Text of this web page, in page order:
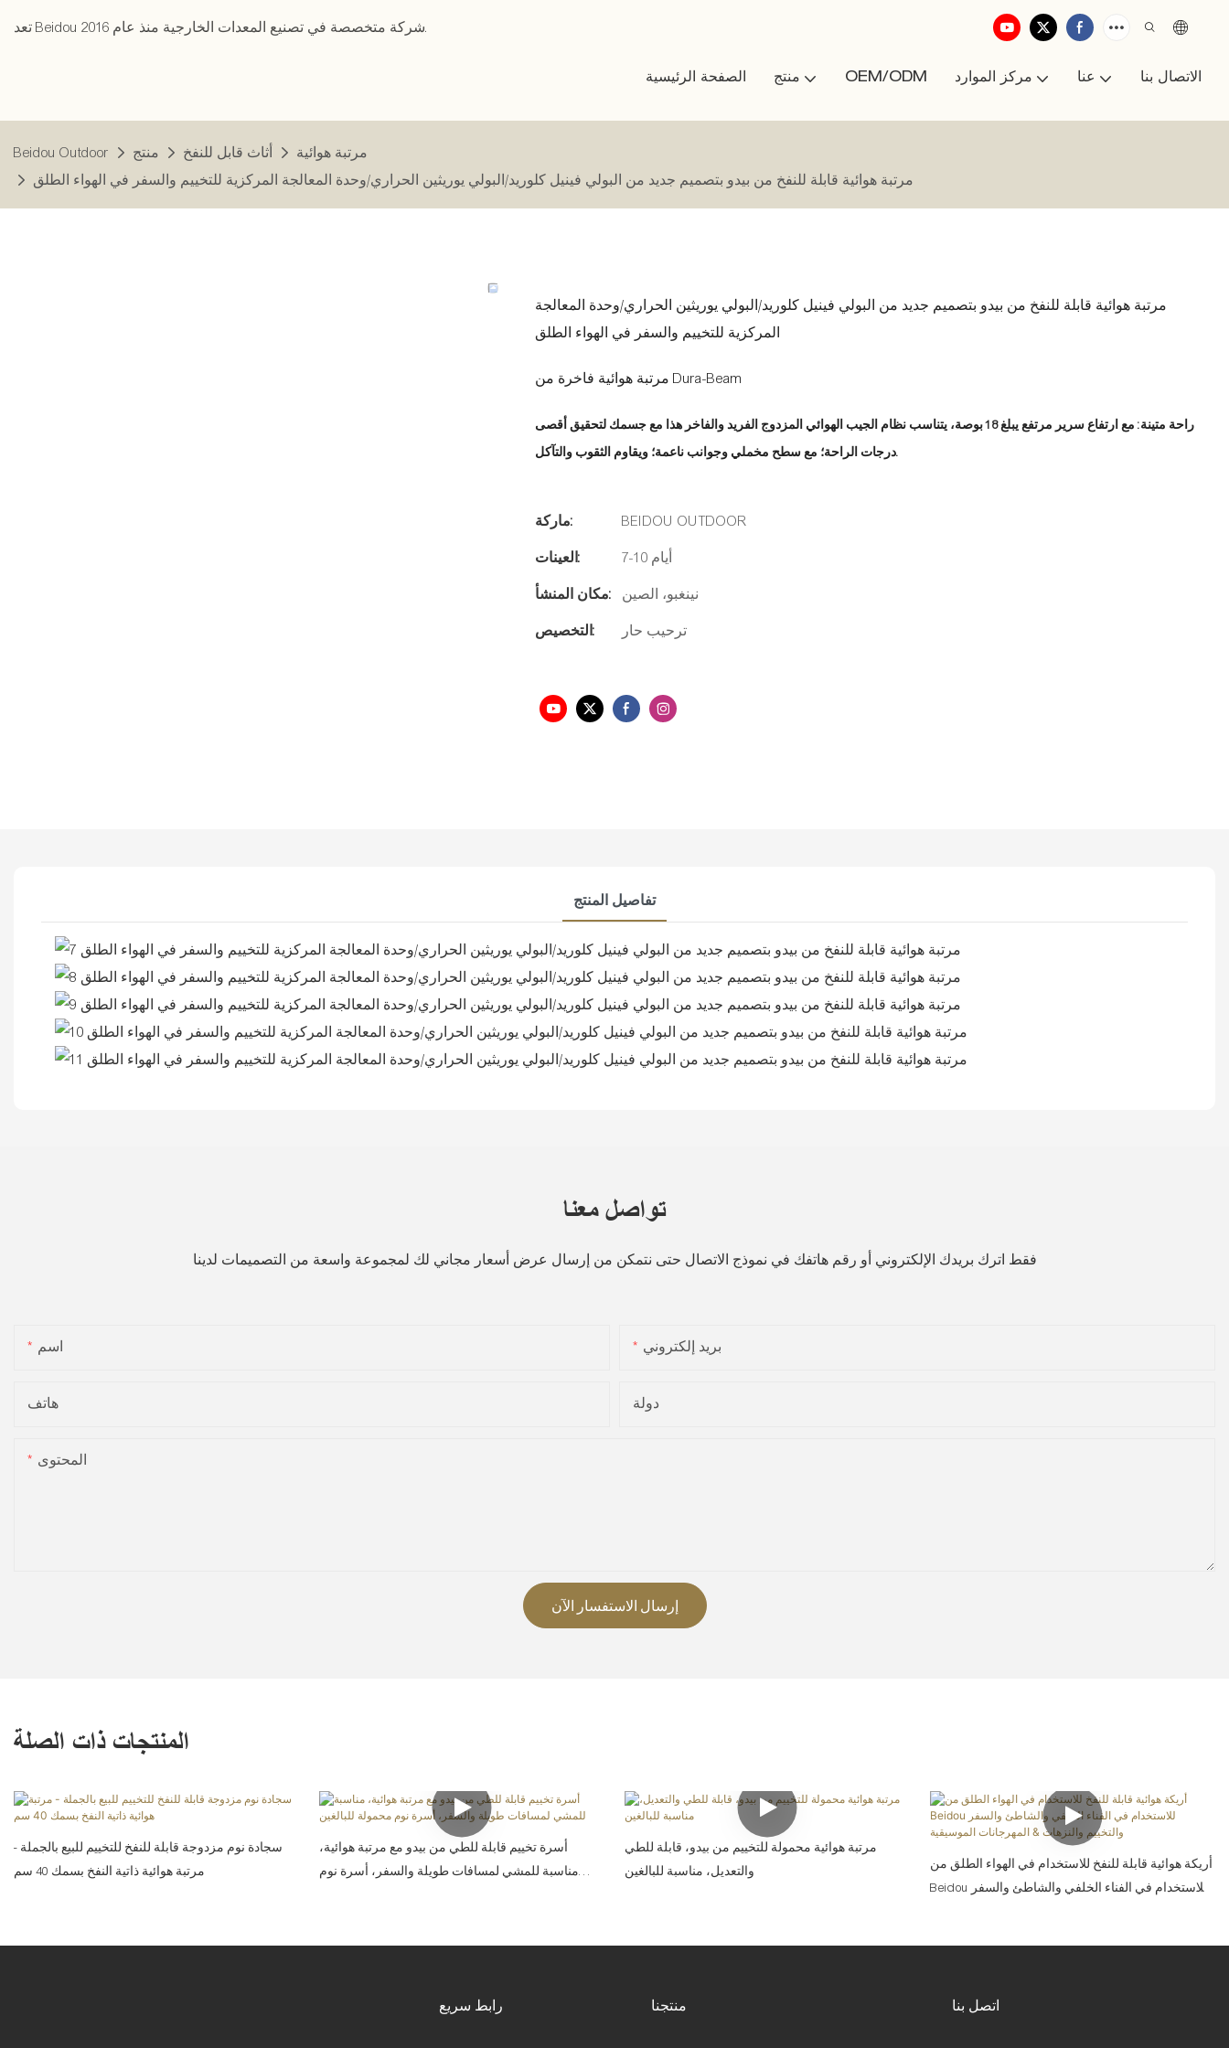
تعد Beidou شركة متخصصة في تصنيع المعدات الخارجية منذ عام 2016.
الصفحة الرئيسية منتج OEM/ODM مركز الموارد عنا الاتصال بنا
Beidou Outdoor منتج أثاث قابل للنفخ
مرتبة هوائية
مرتبة هوائية قابلة للنفخ من بيدو بتصميم جديد من البولي فينيل كلوريد/البولي يوريثين الحراري/وحدة المعالجة المركزية للتخييم والسفر في الهواء الطلق
مرتبة هوائية قابلة للنفخ من بيدو بتصميم جديد من البولي فينيل كلوريد/البولي يوريثين الحراري/وحدة المعالجة
المركزية للتخييم والسفر في الهواء الطلق
مرتبة هوائية فاخرة من Dura-Beam
راحة متينة: مع ارتفاع سرير مرتفع يبلغ 18 بوصة، يتناسب نظام الجيب الهوائي المزدوج الفريد والفاخر هذا مع جسمك لتحقيق أقصى
درجات الراحة؛ مع سطح مخملي وجوانب ناعمة؛ ويقاوم الثقوب والتآكل.
ماركة: BEIDOU OUTDOOR
العينات: 7-10 أيام
مكان المنشأ: نينغبو، الصين
التخصيص: ترحيب حار
تفاصيل المنتج
تواصل معنا
فقط اترك بريدك الإلكتروني أو رقم هاتفك في نموذج الاتصال حتى نتمكن من إرسال عرض أسعار مجاني لك لمجموعة واسعة من التصميمات لدينا
اسم بريد إلكتروني
هاتف دولة
المحتوى
إرسال الاستفسار الآن
المنتجات ذات الصلة
سجادة نوم مزدوجة قابلة للنفخ للتخييم للبيع بالجملة -
مرتبة هوائية ذاتية النفخ بسمك 40 سم
أسرة تخييم قابلة للطي من بيدو مع مرتبة هوائية،
مناسبة للمشي لمسافات طويلة والسفر، أسرة نوم
مرتبة هوائية محمولة للتخييم من بيدو، قابلة للطي
والتعديل، مناسبة للبالغين
أريكة هوائية قابلة للنفخ للاستخدام في الهواء الطلق من
Beidou للاستخدام في الفناء الخلفي والشاطئ والسفر
رابط سريع منتجنا اتصل بنا